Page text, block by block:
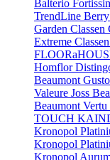
Balterio
TrendLine
Garden Classen
Extreme
Homflor
Beaumont Gusto
Valeure Joss
Beaumont Vertu
TOUCH
Kronopol
Kronopol
Kronopol